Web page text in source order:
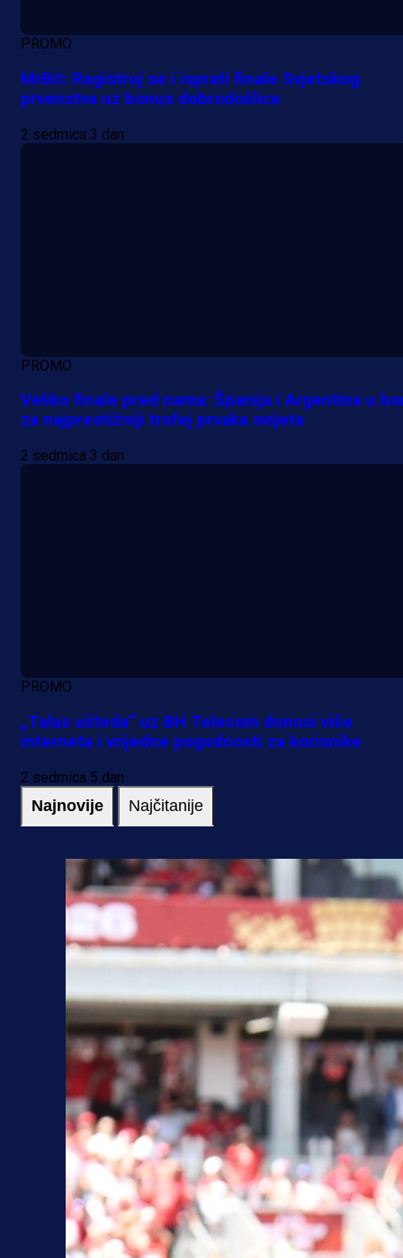
PROMO
MrBit: Registruj se i isprati finale Svjetskog
prvenstva uz bonus dobrodošlice
2 sedmica 3 dan
PROMO
Veliko finale pred nama: Španija i Argentina u
za najprestižniji trofej prvaka svijeta
2 sedmica 3 dan
PROMO
„Talas ušteda“ uz BH Telecom donosi više
interneta i vrijedne pogodnosti za korisnike
2 sedmica 5 dan
Najnovije Najčitanije